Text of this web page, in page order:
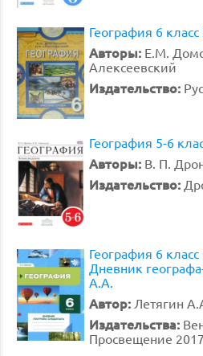
География 6
Авторы: Е.М.
Алексеевский
Издательство:
География 5-6
Авторы: В. П.
Издательство:
География 6
Дневник
А.А.
Автор: Летягин
Издательства:
Просвещение